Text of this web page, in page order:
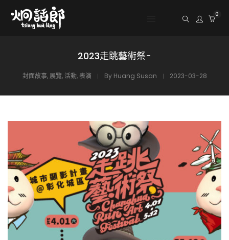
0
2023走跳藝術祭-
封面故事, 展覽,活動,表演 By Huang Susan 2023-03-28